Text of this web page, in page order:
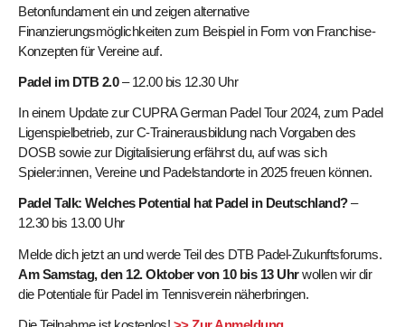
Betonfundament ein und zeigen alternative
Finanzierungsmöglichkeiten zum Beispiel in Form von Franchise-
Konzepten für Vereine auf.
Padel im DTB 2.0– 12.00 bis 12.30 Uhr
In einem Update zur CUPRA German Padel Tour 2024, zum Padel
Ligenspielbetrieb, zur C-Trainerausbildung nach Vorgaben des
DOSB sowie zur Digitalisierung erfährst du, auf was sich
Spieler:innen, Vereine und Padelstandorte in 2025 freuen können.
Padel Talk: Welches Potential hat Padel in Deutschland?–
12.30 bis 13.00 Uhr
Melde dich jetzt an und werde Teil des DTB Padel-Zukunftsforums.
Am Samstag, den 12. Oktober von 10 bis 13 Uhrwollen wir dir
die Potentiale für Padel im Tennisverein näherbringen.